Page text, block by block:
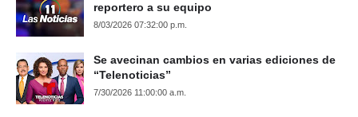
reportero a su equipo
8/03/2026 07:32:00 p.m.
Se avecinan cambios en varias ediciones de
“Telenoticias”
7/30/2026 11:00:00 a.m.